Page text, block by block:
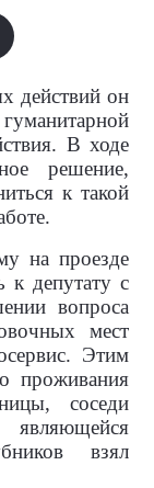
действий он
В ходе
решение,
к такой
на проезде
к депутату с
вопроса
мест
Этим
проживания
соседи
взял